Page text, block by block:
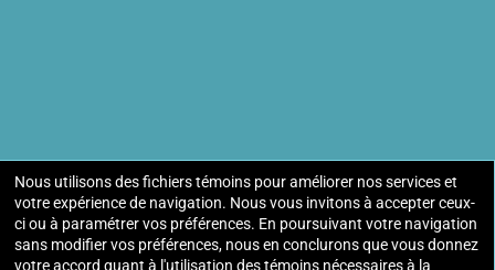
paramètres de consentement
Festival d'anime Otakuthon . 8 - 10 août 2025 | Palais des
Nous utilisons des fichiers témoins pour améliorer nos services et
votre expérience de navigation. Nous vous invitons à accepter ceux-
ci ou à paramétrer vos préférences. En poursuivant votre navigation
sans modifier vos préférences, nous en conclurons que vous donnez
votre accord quant à l'utilisation des témoins nécessaires à la